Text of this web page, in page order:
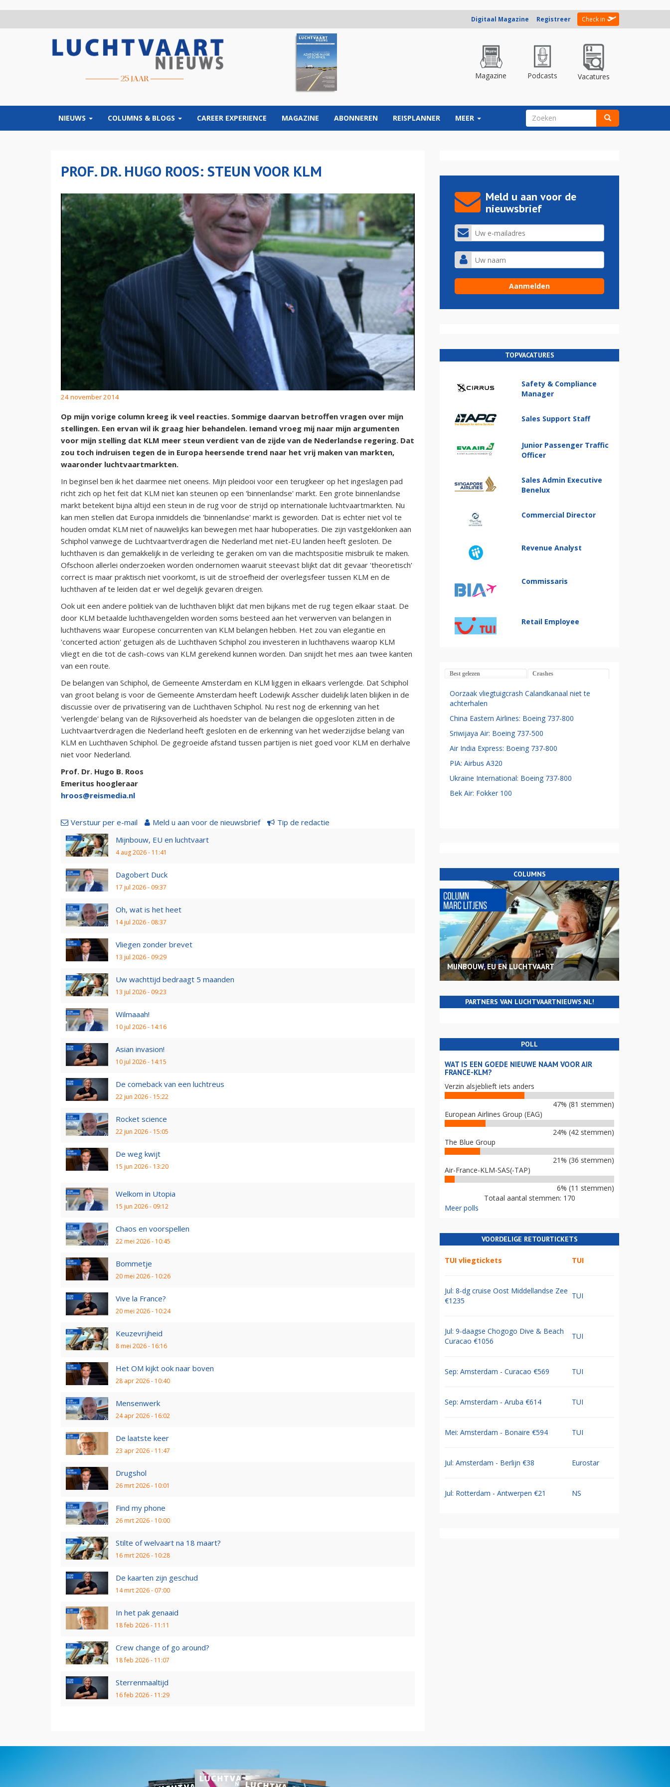
Digitaal Magazine Registreer Check in
Magazine Podcasts Vacatures
NIEUWS COLUMNS & BLOGS CAREER EXPERIENCE MAGAZINE ABONNEREN REISPLANNER MEER ZOEKVELD
PROF. DR. HUGO ROOS: STEUN VOOR KLM
24 november 2014
Op mijn vorige column kreeg ik veel reacties. Sommige daarvan betroffen vragen over mijn
stellingen. Een ervan wil ik graag hier behandelen. Iemand vroeg mij naar mijn argumenten
voor mijn stelling dat KLM meer steun verdient van de zijde van de Nederlandse regering. Dat
zou toch indruisen tegen de in Europa heersende trend naar het vrij maken van markten,
waaronder luchtvaartmarkten.
In beginsel ben ik het daarmee niet oneens. Mijn pleidooi voor een terugkeer op het ingeslagen pad
richt zich op het feit dat KLM niet kan steunen op een 'binnenlandse' markt. Een grote binnenlandse
markt betekent bijna altijd een steun in de rug voor de strijd op internationale luchtvaartmarkten. Nu
kan men stellen dat Europa inmiddels die 'binnenlandse' markt is geworden. Dat is echter niet vol te
houden omdat KLM niet of nauwelijks kan bewegen met haar huboperaties. Die zijn vastgeklonken aan
Schiphol vanwege de Luchtvaartverdragen die Nederland met niet-EU landen heeft gesloten. De
luchthaven is dan gemakkelijk in de verleiding te geraken om van die machtspositie misbruik te maken.
Ofschoon allerlei onderzoeken worden ondernomen waaruit steevast blijkt dat dit gevaar 'theoretisch'
correct is maar praktisch niet voorkomt, is uit de stroefheid der overlegsfeer tussen KLM en de
luchthaven af te leiden dat er wel degelijk gevaren dreigen.
Ook uit een andere politiek van de luchthaven blijkt dat men bijkans met de rug tegen elkaar staat. De
door KLM betaalde luchthavengelden worden soms besteed aan het verwerven van belangen in
luchthavens waar Europese concurrenten van KLM belangen hebben. Het zou van elegantie en
'concerted action' getuigen als de Luchthaven Schiphol zou investeren in luchthavens waarop KLM
vliegt en die tot de cash-cows van KLM gerekend kunnen worden. Dan snijdt het mes aan twee kanten
van een route.
De belangen van Schiphol, de Gemeente Amsterdam en KLM liggen in elkaars verlengde. Dat Schiphol
van groot belang is voor de Gemeente Amsterdam heeft Lodewijk Asscher duidelijk laten blijken in de
discussie over de privatisering van de Luchthaven Schiphol. Nu rest nog de erkenning van het
'verlengde' belang van de Rijksoverheid als hoedster van de belangen die opgesloten zitten in de
Luchtvaartverdragen die Nederland heeft gesloten en de erkenning van het wederzijdse belang van
KLM en Luchthaven Schiphol. De gegroeide afstand tussen partijen is niet goed voor KLM en derhalve
niet voor Nederland.
Prof. Dr. Hugo B. Roos
Emeritus hoogleraar
hroos@reismedia.nl
Verstuur per e-mail Meld u aan voor de nieuwsbrief
Tip de redactie
Mijnbouw, EU en luchtvaart
4 aug 2026 - 11:41
Dagobert Duck
17 jul 2026 - 09:37
Oh, wat is het heet
14 jul 2026 - 08:37
Vliegen zonder brevet
13 jul 2026 - 09:29
Uw wachttijd bedraagt 5 maanden
13 jul 2026 - 09:23
Wilmaaah!
10 jul 2026 - 14:16
Asian invasion!
10 jul 2026 - 14:15
De comeback van een luchtreus
22 jun 2026 - 15:22
Rocket science
22 jun 2026 - 15:05
De weg kwijt
15 jun 2026 - 13:20
Welkom in Utopia
15 jun 2026 - 09:12
Chaos en voorspellen
22 mei 2026 - 10:45
Bommetje
20 mei 2026 - 10:26
Vive la France?
20 mei 2026 - 10:24
Keuzevrijheid
8 mei 2026 - 16:16
Het OM kijkt ook naar boven
28 apr 2026 - 10:40
Mensenwerk
24 apr 2026 - 16:02
De laatste keer
23 apr 2026 - 11:47
Drugshol
26 mrt 2026 - 10:01
Find my phone
26 mrt 2026 - 10:00
Stilte of welvaart na 18 maart?
16 mrt 2026 - 10:28
De kaarten zijn geschud
14 mrt 2026 - 07:00
In het pak genaaid
18 feb 2026 - 11:11
Crew change of go around?
18 feb 2026 - 11:07
Sterrenmaaltijd
16 feb 2026 - 11:29
Meld u aan voor de
nieuwsbrief
TOPVACATURES
Safety & Compliance
Manager
Sales Support Staff
Junior Passenger Traffic
Officer
Sales Admin Executive
Benelux
Commercial Director
Revenue Analyst
Commissaris
Retail Employee
Best gelezen Crashes
Oorzaak vliegtuigcrash Calandkanaal niet te
achterhalen
China Eastern Airlines: Boeing 737-800
Sriwijaya Air: Boeing 737-500
Air India Express: Boeing 737-800
PIA: Airbus A320
Ukraine International: Boeing 737-800
Bek Air: Fokker 100
COLUMNS
MIJNBOUW, EU EN LUCHTVAART
PARTNERS VAN LUCHTVAARTNIEUWS.NL!
POLL
WAT IS EEN GOEDE NIEUWE NAAM VOOR AIR
FRANCE-KLM?
Verzin alsjeblieft iets anders
47% (81 stemmen)
European Airlines Group (EAG)
24% (42 stemmen)
The Blue Group
21% (36 stemmen)
Air-France-KLM-SAS(-TAP)
6% (11 stemmen)
Totaal aantal stemmen: 170
Meer polls
VOORDELIGE RETOURTICKETS
TUI vliegtickets TUI
Jul: 8-dg cruise Oost Middellandse Zee
€1235
TUI
Jul: 9-daagse Chogogo Dive & Beach
Curacao €1056
TUI
Sep: Amsterdam - Curacao €569 TUI
Sep: Amsterdam - Aruba €614 TUI
Mei: Amsterdam - Bonaire €594 TUI
Jul: Amsterdam - Berlijn €38 Eurostar
Jul: Rotterdam - Antwerpen €21 NS